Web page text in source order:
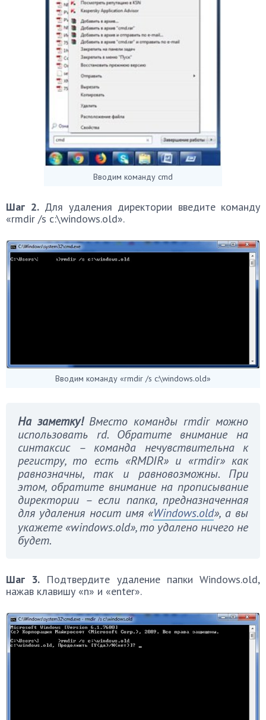
Вводим команду cmd
Шаг 2.Для удаления директории введите команду
«rmdir /s c:\windows.old».
Вводим команду «rmdir /s c:\windows.old»
На заметку!Вместо команды rmdir можно
использовать rd. Обратите внимание на
синтаксис – команда нечувствительна к
регистру, то есть «RMDIR» и «rmdir» как
равнозначны, так и равновозможны. При
этом, обратите внимание на прописывание
директории – если папка, предназначенная
для удаления носит имя «Windows.old», а вы
укажете «windows.old», то удалено ничего не
будет.
Шаг 3. Подтвердите удаление папки Windows.old,
нажав клавишу «n» и «enter».